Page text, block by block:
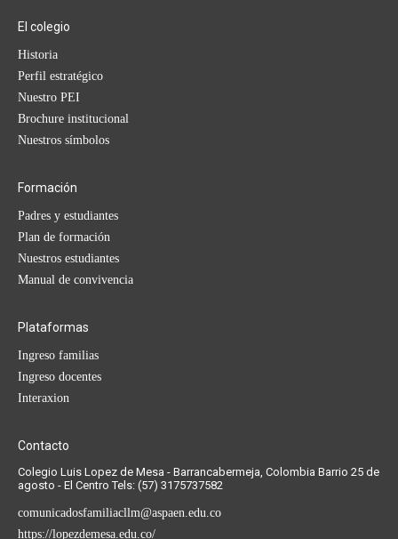
El colegio
Historia
Perfil estratégico
Nuestro PEI
Brochure institucional
Nuestros símbolos
Formación
Padres y estudiantes
Plan de formación
Nuestros estudiantes
Manual de convivencia
Plataformas
Ingreso familias
Ingreso docentes
Interaxion
Contacto
Colegio Luis Lopez de Mesa - Barrancabermeja, Colombia Barrio 25 de
agosto - El Centro Tels: (57) 3175737582
comunicadosfamiliacllm@aspaen.edu.co
https://lopezdemesa.edu.co/